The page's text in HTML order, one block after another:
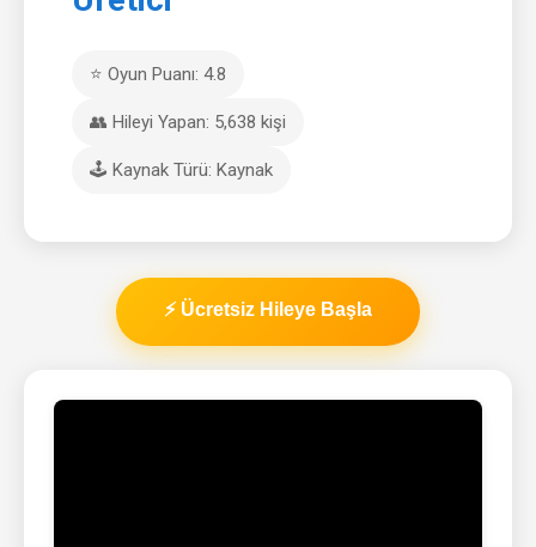
⭐ Oyun Puanı: 4.8
👥 Hileyi Yapan: 5,638 kişi
🕹️ Kaynak Türü: Kaynak
⚡ Ücretsiz Hileye Başla